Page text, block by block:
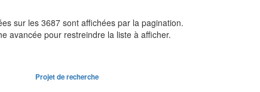
sur les 3687 sont affichées par la pagination.
avancée pour restreindre la liste à afficher.
Projet de recherche